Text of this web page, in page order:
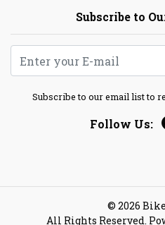
Subscribe to
Subscribe to our email list to
Follow Us:
© 2026
All Rights Reserved.